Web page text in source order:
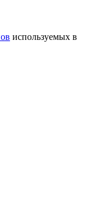
используемых в